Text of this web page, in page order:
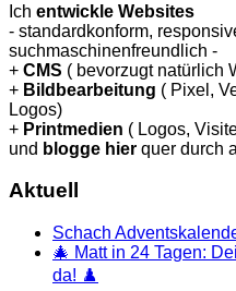
Ich entwickle Websites
- standardkonform,
suchmaschinenfreundlich -
+ CMS ( bevorzugt natürlich
+ Bildbearbeitung ( Pixel,
Logos)
+ Printmedien ( Logos,
und blogge hier quer durch
Aktuell
Schach
🎄 Matt in 24 Tagen:
da! ♟️